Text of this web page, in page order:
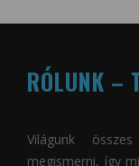
RÓLUNK –
Világunk
megismerni, így